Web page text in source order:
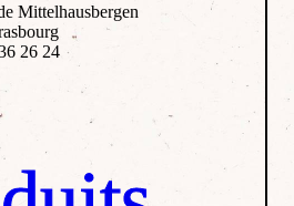
Mittelhausbergen
26 24